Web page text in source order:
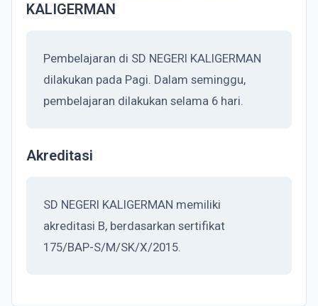
KALIGERMAN
Pembelajaran di SD NEGERI KALIGERMAN
dilakukan pada Pagi. Dalam seminggu,
pembelajaran dilakukan selama 6 hari.
Akreditasi
SD NEGERI KALIGERMAN memiliki
akreditasi B, berdasarkan sertifikat
175/BAP-S/M/SK/X/2015.